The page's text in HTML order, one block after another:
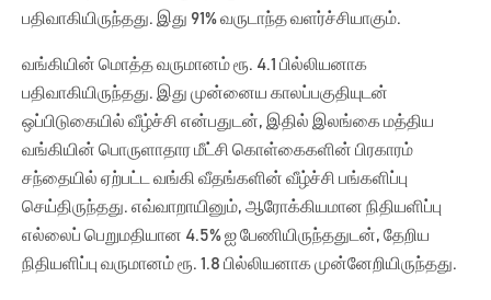
பதிவாகியிருந்தது. இது 91% வருடாந்த வளர்ச்சியாகும்.
வங்கியின் மொத்த வருமானம் ரூ. 4.1 பில்லியனாக
பதிவாகியிருந்தது. இது முன்னைய காலப்பகுதியுடன்
ஒப்பிடுகையில் வீழ்ச்சி என்பதுடன், இதில் இலங்கை மத்திய
வங்கியின் பொருளாதார மீட்சி கொள்கைகளின் பிரகாரம்
சந்தையில் ஏற்பட்ட வங்கி வீதங்களின் வீழ்ச்சி பங்களிப்பு
செய்திருந்தது. எவ்வாறாயினும், ஆரோக்கியமான நிதியளிப்பு
எல்லைப் பெறுமதியான 4.5% ஐ பேணியிருந்ததுடன், தேறிய
நிதியளிப்பு வருமானம் ரூ. 1.8 பில்லியனாக முன்னேறியிருந்தது.